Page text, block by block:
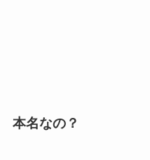
本名なの？